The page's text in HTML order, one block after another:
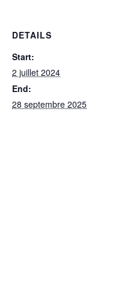
DETAILS
Start:
2 juillet 2024
End:
28 septembre 2025